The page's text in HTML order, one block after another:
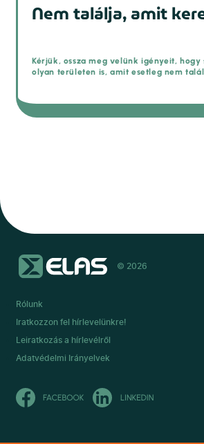
Nem találja, amit
Kérjük, ossza meg velünk igényeit, hogy
olyan területen is, amit esetleg nem
© 2026
Rólunk
Iratkozzon fel hírlevelünkre!
Leiratkozás a hírlevélről
Adatvédelmi Irányelvek